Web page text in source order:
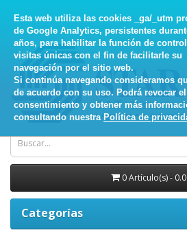
Esta web utiliza las cookies _ga/_utm
de Google Analytics, persistentes
años, para habilitar la función de
visitas únicas con el fin de facilitarle su
navegación por el sitio web.
Si continúa navegando consideramos
de acuerdo con su uso. Podrá revocar el
consentimiento y obtener más
consultando nuestra Política de
0 Artículo(s) -
Categorías